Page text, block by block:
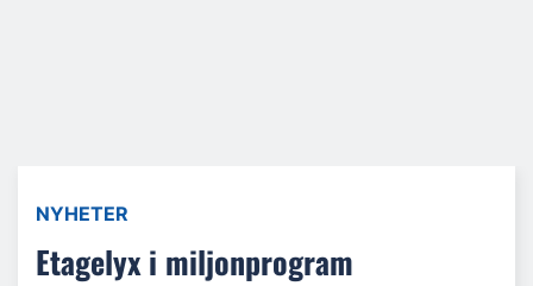
NYHETER
Etagelyx i miljonprogram